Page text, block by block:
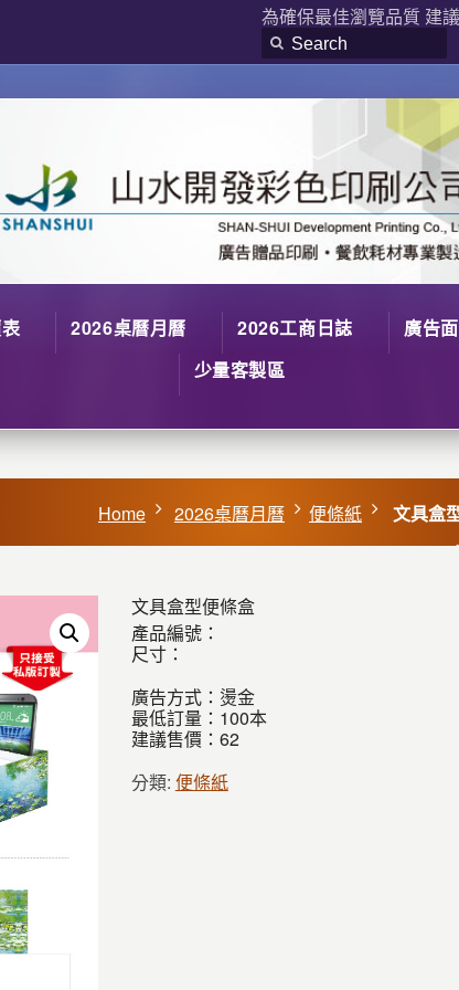
為確保最佳瀏覽品質 建
2026桌曆月曆 2026工商日誌 廣告
少量客製區
Home 2026桌曆月曆 便條紙 文具盒
文具盒型便條盒
產品編號：
尺寸：
廣告方式：燙金
最低訂量：100本
建議售價：62
分類: 便條紙